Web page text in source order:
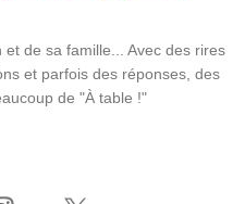
de sa famille... Avec des rires
et parfois des réponses, des
de "À table !"